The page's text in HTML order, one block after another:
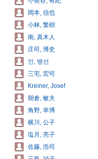
岡本, 信也
小林, 繁樹
南, 真木人
庄司, 博史
인, 병선
三宅, 宏司
Kreiner, Josef
朝倉, 敏夫
角野, 幸博
横川, 公子
塩月, 亮子
佐藤, 浩司